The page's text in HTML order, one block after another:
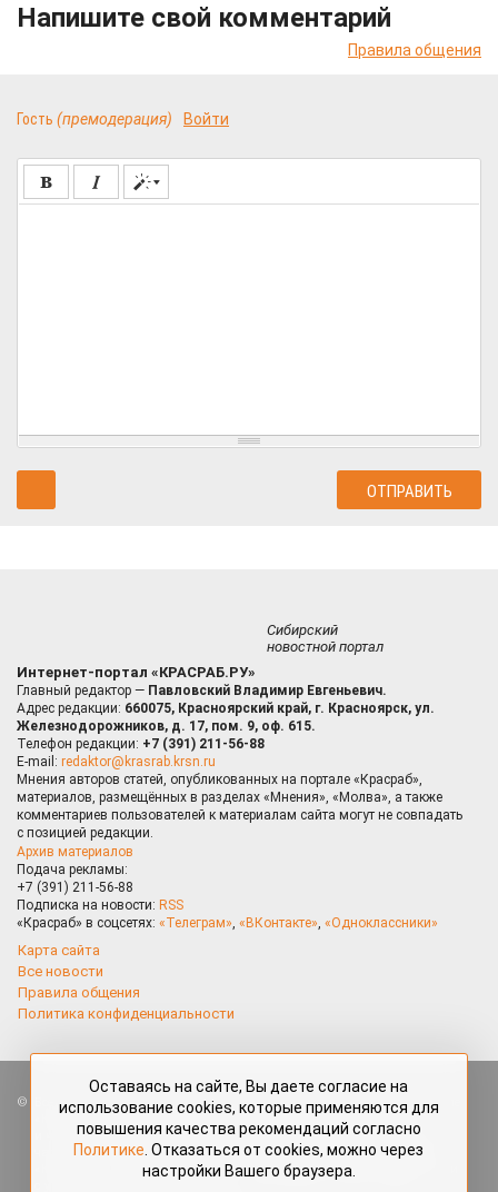
Напишите свой комментарий
Правила общения
Гость (премодерация) Войти
Сибирский
новостной портал
Интернет-портал «КРАСРАБ.РУ»
Главный редактор — Павловский Владимир Евгеньевич.
Адрес редакции: 660075, Красноярский край, г. Красноярск, ул.
Железнодорожников, д. 17, пом. 9, оф. 615.
Телефон редакции: +7 (391) 211-56-88
E-mail: redaktor@krasrab.krsn.ru
Мнения авторов статей, опубликованных на портале «Красраб»,
материалов, размещённых в разделах «Мнения», «Молва», а также
комментариев пользователей к материалам сайта могут не совпадать
с позицией редакции.
Архив материалов
Подача рекламы:
+7 (391) 211-56-88
Подписка на новости: RSS
«Красраб» в соцсетях: «Телеграм», «ВКонтакте», «Одноклассники»
Карта сайта
Все новости
Правила общения
Политика конфиденциальности
Все права защищены. Любые материалы, размещённые на портале
«Красраб.ру» сотрудниками редакции, нештатными авторами
и читателями, являются объектами авторского права. Полное или
частичное использование материалов, размещённых на портале
«Красраб.ру», допускается только с письменного согласия редакции
Оставаясь на сайте, Вы даете согласие на
использование cookies, которые применяются для
повышения качества рекомендаций согласно
Политике . Отказаться от cookies, можно через
настройки Вашего браузера.